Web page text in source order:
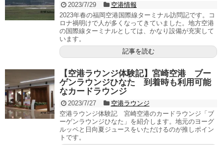
2023/7/29
空港情報
2023年春の福岡空港国際線ターミナル訪問記です。コ
ロナ禍明けで人が多くなってきていました。地方空港
の国際線ターミナルとしては、かなり設備が充実して
います。
記事を読む
【空港ラウンジ体験記】宮崎空港 ブー
ゲンラウンジひなた 到着時も利用可能
なカードラウンジ
2023/7/27
空港ラウンジ
空港ラウンジ体験記 宮崎空港のカードラウンジ「ブ
ーゲンラウンジひなた」を紹介します。地元のヨーグ
ルッペと日向夏ジュースをいただけるのが推しポイン
トです。